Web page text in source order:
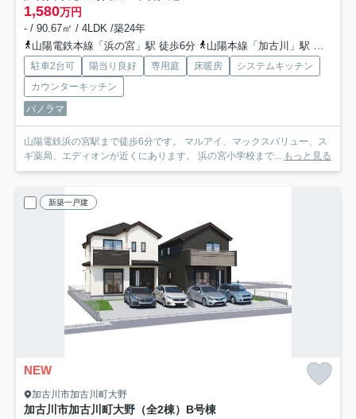
1,580万円
- / 90.67㎡ / 4LDK /築24年
山陽電鉄本線「浜の宮」駅 徒歩6分
山陽本線「加古川」駅 徒歩43分
駐車2台可 陽当り良好 専用庭 床暖房
システムキッチン
カウンターキッチン
パノラマ
山陽電鉄浜の宮駅まで徒歩6分です。 マルアイ、マックスバリュー、ス
ギ薬局、エディオンが近くにあります。 浜の宮小学校まで... もっと見る
新築一戸建
NEW
加古川市加古川町大野
加古川市加古川町大野（全2棟）B号棟